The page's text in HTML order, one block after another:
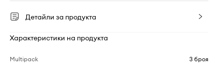
Детайли за продукта
Характеристики на продукта
Multipack 3 броя